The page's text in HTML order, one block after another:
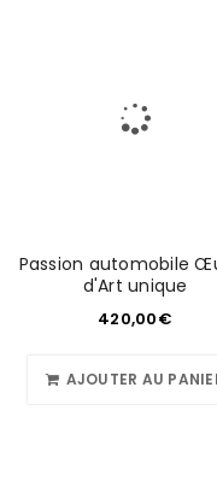
Passion automobile
d'Art unique
420,00€
AJOUTER AU